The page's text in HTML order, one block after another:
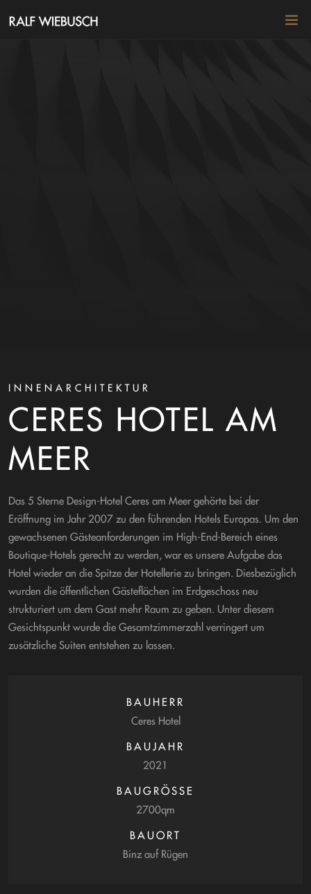
INNENARCHITEKTUR
CERES HOTEL AM
MEER
Das 5 Sterne Design-Hotel Ceres am Meer gehörte bei der
Eröffnung im Jahr 2007 zu den führenden Hotels Europas. Um den
gewachsenen Gästeanforderungen im High-End-Bereich eines
Boutique-Hotels gerecht zu werden, war es unsere Aufgabe das
Hotel wieder an die Spitze der Hotellerie zu bringen. Diesbezüglich
wurden die öffentlichen Gästeflächen im Erdgeschoss neu
strukturiert um dem Gast mehr Raum zu geben. Unter diesem
Gesichtspunkt wurde die Gesamtzimmerzahl verringert um
zusätzliche Suiten entstehen zu lassen.
BAUHERR
Ceres Hotel
BAUJAHR
2021
BAUGRÖSSE
2700qm
BAUORT
Binz auf Rügen